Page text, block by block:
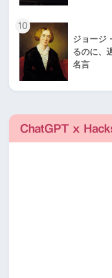
10
ジョージ
るのに、
名言
ChatGPT x